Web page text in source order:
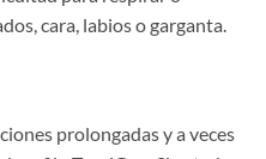
cara, labios o garganta.
prolongadas y a veces